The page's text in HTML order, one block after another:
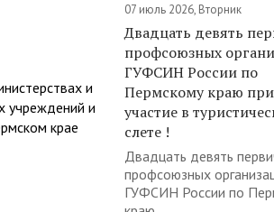
и
учреждений и
крае
07 июль 2026, Вторник
Двадцать девять
профсоюзных
ГУФСИН России по
Пермскому краю
участие в
слете !
Двадцать девять
профсоюзных
ГУФСИН России по